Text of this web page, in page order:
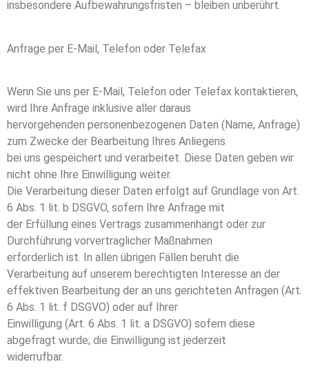
insbesondere Aufbewahrungsfristen – bleiben unberührt.
Anfrage per E-Mail, Telefon oder Telefax
Wenn Sie uns per E-Mail, Telefon oder Telefax kontaktieren,
wird Ihre Anfrage inklusive aller daraus
hervorgehenden personenbezogenen Daten (Name, Anfrage)
zum Zwecke der Bearbeitung Ihres Anliegens
bei uns gespeichert und verarbeitet. Diese Daten geben wir
nicht ohne Ihre Einwilligung weiter.
Die Verarbeitung dieser Daten erfolgt auf Grundlage von Art.
6 Abs. 1 lit. b DSGVO, sofern Ihre Anfrage mit
der Erfüllung eines Vertrags zusammenhängt oder zur
Durchführung vorvertraglicher Maßnahmen
erforderlich ist. In allen übrigen Fällen beruht die
Verarbeitung auf unserem berechtigten Interesse an der
effektiven Bearbeitung der an uns gerichteten Anfragen (Art.
6 Abs. 1 lit. f DSGVO) oder auf Ihrer
Einwilligung (Art. 6 Abs. 1 lit. a DSGVO) sofern diese
abgefragt wurde; die Einwilligung ist jederzeit
widerrufbar.